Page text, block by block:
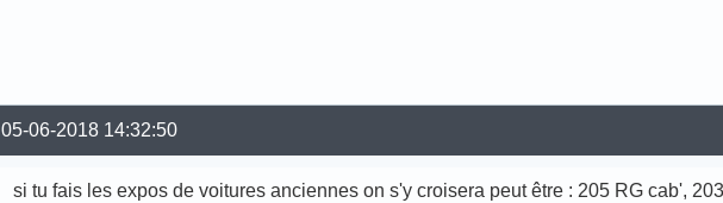
05-06-2018 14:32:50
si tu fais les expos de voitures anciennes on s'y croisera peut être : 205 RG cab',